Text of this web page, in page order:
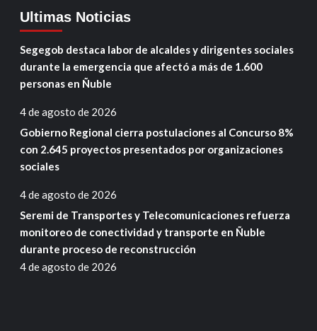
Ultimas Noticias
Segegob destaca labor de alcaldes y dirigentes sociales
durante la emergencia que afectó a más de 1.600
personas en Ñuble
4 de agosto de 2026
Gobierno Regional cierra postulaciones al Concurso 8%
con 2.645 proyectos presentados por organizaciones
sociales
4 de agosto de 2026
Seremi de Transportes y Telecomunicaciones refuerza
monitoreo de conectividad y transporte en Ñuble
durante proceso de reconstrucción
4 de agosto de 2026